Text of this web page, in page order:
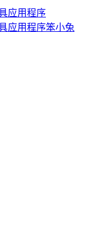
笨小兔